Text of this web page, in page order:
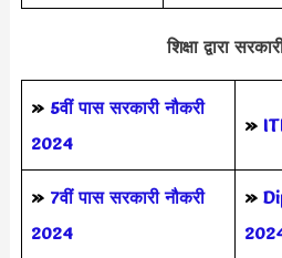
शिक्षा द्वारा
» 5वीं पास सरकारी नौकरी
2024
»
» 7वीं पास सरकारी नौकरी
2024
»